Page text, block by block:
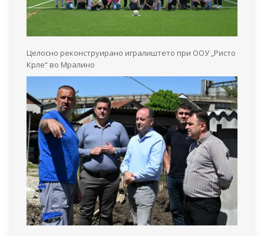
Целосно реконструирано игралиштето при ООУ „Ристо
Крле“ во Мралино